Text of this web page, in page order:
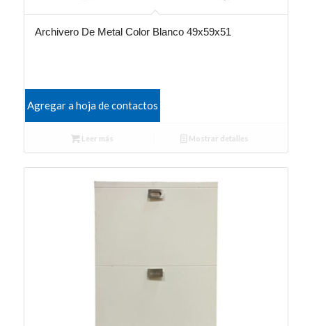
Archivero De Metal Color Blanco 49x59x51
Agregar a hoja de contactos
Leer más Mostrar detalles